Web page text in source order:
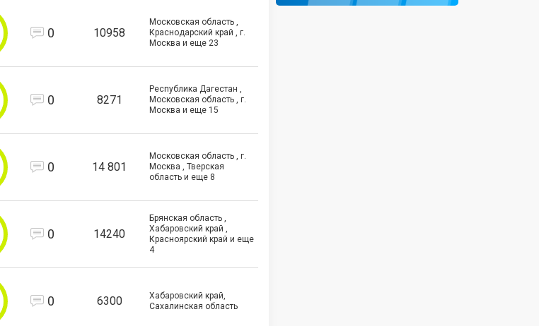
0 10958
Московская область ,
Краснодарский край , г.
Москва и еще 23
0 8271
Республика Дагестан ,
Московская область , г.
Москва и еще 15
0 14 801
Московская область , г.
Москва , Тверская
область и еще 8
0 14240
Брянская область ,
Хабаровский край ,
Красноярский край и еще
4
0 6300
Хабаровский край,
Сахалинская область